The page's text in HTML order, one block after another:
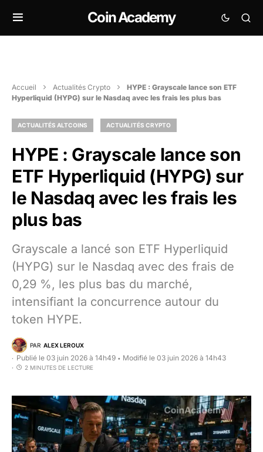
Coin Academy
Accueil Actualités Crypto
HYPE : Grayscale lance son ETF
Hyperliquid (HYPG) sur le Nasdaq avec les frais les plus bas
ACTUALITÉS ALTCOINS ACTUALITÉS CRYPTO
HYPE : Grayscale lance son
ETF Hyperliquid (HYPG) sur
le Nasdaq avec les frais les
plus bas
Grayscale a lancé son ETF Hyperliquid
(HYPG) sur le Nasdaq avec des frais de
0,29 %, les plus bas du marché,
intensifiant la concurrence autour du
token HYPE.
PAR ALEX LEROUX
Publié le 03 juin 2026 à 14h49 • Modifié le 03 juin 2026 à 14h43
2 MINUTES DE LECTURE